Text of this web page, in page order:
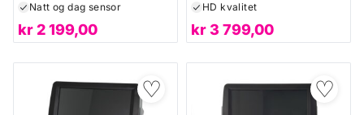
Natt og dag sensor
kr2 199,00
HD kvalitet
kr3 799,00
♡ ♡